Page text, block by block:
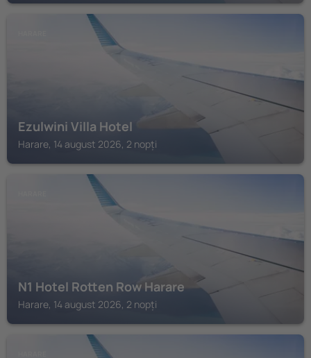
Ezulwini Villa Hotel
Harare, 14 august 2026, 2 nopți
N1 Hotel Rotten Row Harare
Harare, 14 august 2026, 2 nopți